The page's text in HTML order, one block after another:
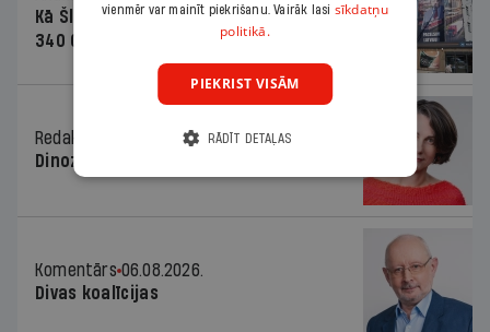
Kā Šlesera partija palika nesodīta par
340 000 vērtu reklāmas kampaņu
Redaktores sleja
06.08.2026.
Dinozaura triks
Komentārs 06.08.2026.
Divas koalīcijas
vienmēr var mainīt piekrišanu. Vairāk lasi sīkdatņu
politikā.
PIEKRIST VISĀM
RĀDĪT DETAĻAS